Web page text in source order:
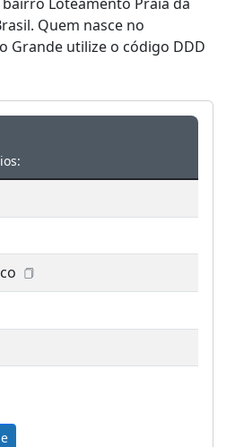
Quem nasce no
Grande utilize o código DDD